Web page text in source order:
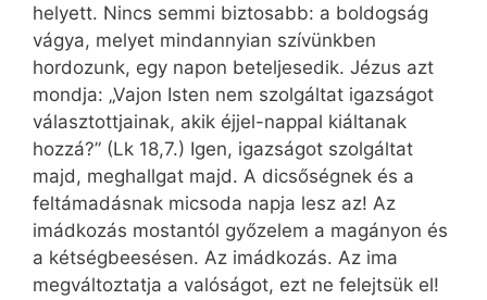
helyett. Nincs semmi biztosabb: a boldogság
vágya, melyet mindannyian szívünkben
hordozunk, egy napon beteljesedik. Jézus azt
mondja: „Vajon Isten nem szolgáltat igazságot
választottjainak, akik éjjel-nappal kiáltanak
hozzá?” (Lk 18,7.) Igen, igazságot szolgáltat
majd, meghallgat majd. A dicsőségnek és a
feltámadásnak micsoda napja lesz az! Az
imádkozás mostantól győzelem a magányon és
a kétségbeesésen. Az imádkozás. Az ima
megváltoztatja a valóságot, ezt ne felejtsük el!